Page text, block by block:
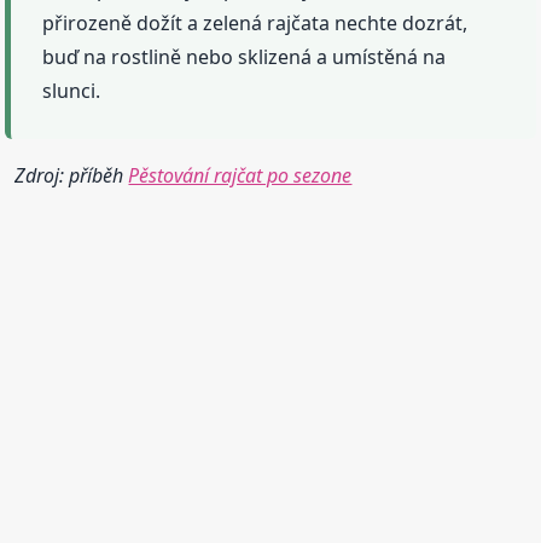
přirozeně dožít a zelená rajčata nechte dozrát,
buď na rostlině nebo sklizená a umístěná na
slunci.
Zdroj: příběhPěstování rajčat po sezone